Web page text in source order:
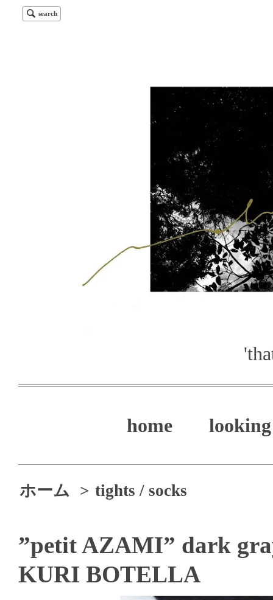
search
home
ホーム > tights / socks
”petit AZAMI” dark
KURI BOTELLA